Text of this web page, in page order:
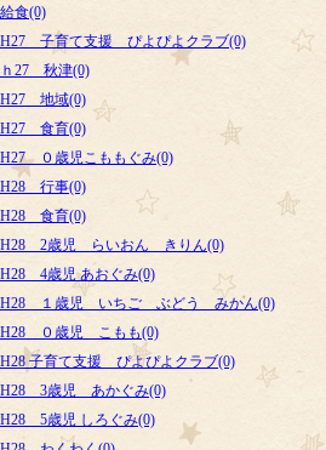
給食(0)
H27 子育て支援 ぴよぴよクラブ(0)
ｈ27 秋津(0)
H27 地域(0)
H27 食育(0)
H27 ０歳児こももぐみ(0)
H28 行事(0)
H28 食育(0)
H28 2歳児 らいおん きりん(0)
H28 4歳児 あおぐみ(0)
H28 １歳児 いちご ぶどう みかん(0)
H28 ０歳児 こもも(0)
H28 子育て支援 ぴよぴよクラブ(0)
H28 3歳児 あかぐみ(0)
H28 5歳児 しろぐみ(0)